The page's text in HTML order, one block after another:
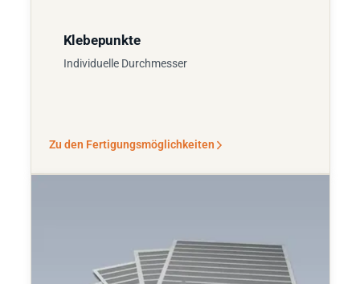
Klebepunkte
Individuelle Durchmesser
Zu den Fertigungsmöglichkeiten